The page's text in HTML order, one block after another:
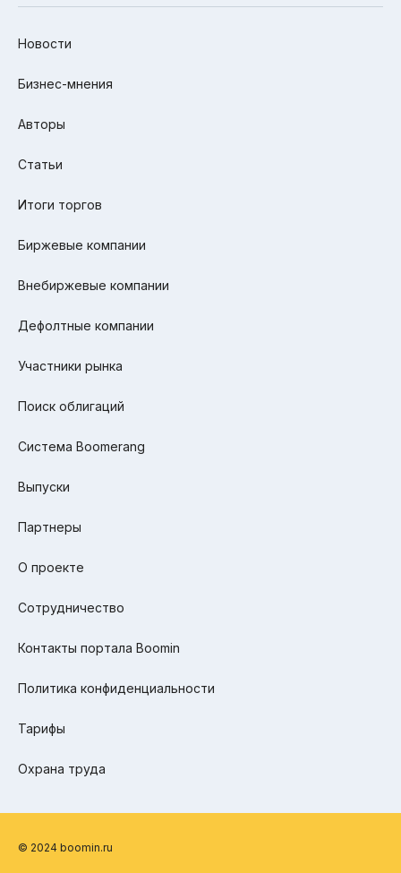
Новости
Бизнес-мнения
Авторы
Статьи
Итоги торгов
Биржевые компании
Внебиржевые компании
Дефолтные компании
Участники рынка
Поиск облигаций
Система Boomerang
Выпуски
Партнеры
О проекте
Сотрудничество
Контакты портала Boomin
Политика конфиденциальности
Тарифы
Охрана труда
© 2024 boomin.ru